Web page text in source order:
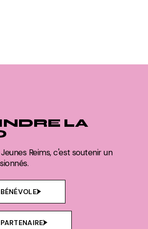
LA
Reims, c'est soutenir un